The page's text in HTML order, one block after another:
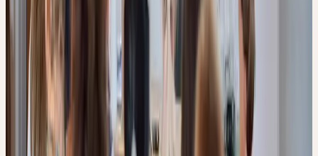
Schwerpunkte: Phytotherapie, Spagyrik, Homöopathie,
Tierhomöopathie, Jin Shin Jiutsu
Kursmodule
BASIS
Lebendige Heilpflanzenkunde 9–17 Uhr
01. Okt 2026
– Herstellung und Anwendung 9–17 Uhr
PRAXIS 1